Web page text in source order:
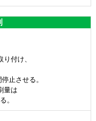
付け、
止させる。
量は
。